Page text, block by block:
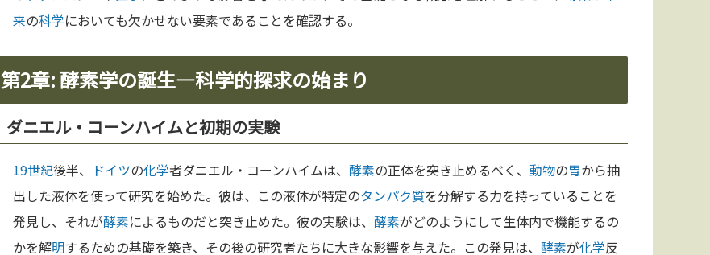
来の科学においても欠かせない要素であることを確認する。
第2章: 酵素学の誕生—科学的探求の始まり
ダニエル・コーンハイムと初期の実験
19世紀後半、 ドイツの化学者ダニエル・コーンハイムは、 酵素の正体を突き止めるべく、 動物の胃から抽
出した液体を使って研究を始めた。彼は、この液体が特定のタンパク質を分解する力を持っていることを
発見し、それが酵素によるものだと突き止めた。彼の実験は、 酵素がどのようにして生体内で機能するの
かを解明するための基礎を築き、その後の研究者たちに大きな影響を与えた。この発見は、 酵素が化学反